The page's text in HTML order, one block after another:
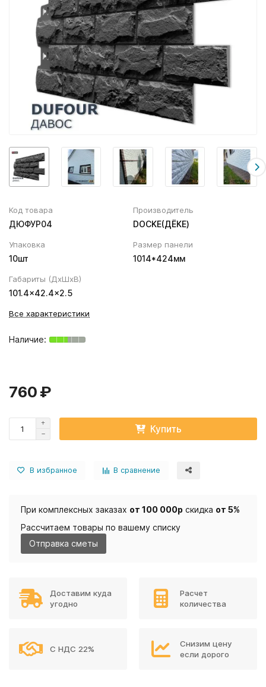
Вентиляционный выход
Колпаки, Проходы, Вент.ленты
Муфта трубы
Соединитель желоба
Трубы водосточные
Угол желоба
ХВОЙНАЯ фанера НЕ ШЛИФОВАННАЯ
Код товара
ДЮФУР04
Производитель
DOCKE(ДЁКЕ)
Упаковка
10шт
Размер панели
1014*424мм
Габариты (ДхШхВ)
101.4×42.4×2.5
Все характеристики
760 ₽
Купить
В избранное В сравнение
При комплексных заказах от 100 000р скидка от 5%
Рассчитаем товары по вашему списку
Отправка сметы
Доставим куда
угодно
Расчет
количества
С НДС 22%
Снизим цену
если дорого